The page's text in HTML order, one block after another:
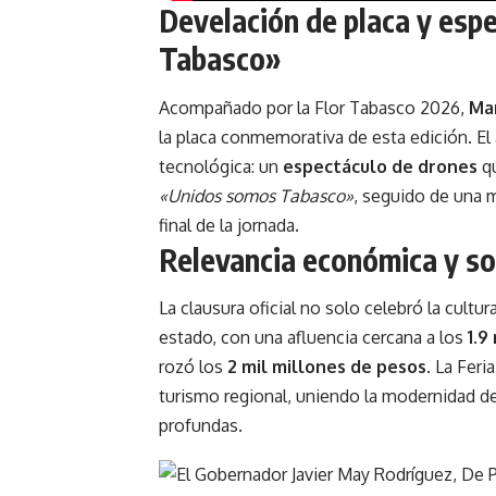
Develación de placa y
Tabasco»
Acompañado por la Flor Tabasco 2026,
la placa conmemorativa de esta edición.
tecnológica: un espectáculo de drones
«Unidos somos Tabasco», seguido de una
final de la jornada.
Relevancia económica y
La clausura oficial no solo celebró la
estado, con una afluencia cercana a los
rozó los 2 mil millones de pesos. La
turismo regional, uniendo la modernidad
profundas.